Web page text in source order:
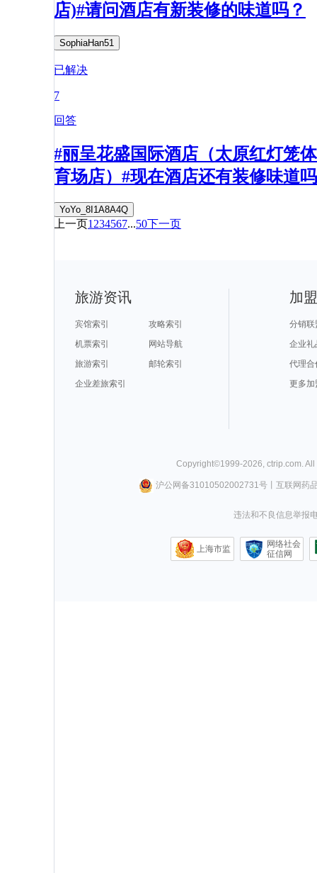
店)#请问酒店有新装修的味道吗？
SophiaHan51
已解决
7
回答
#丽呈花盛国际酒店（太原红灯笼体
育场店）#现在酒店还有装修味道吗
YoYo_8I1A8A4Q
上一页1 234567...50下一页
旅游资讯
宾馆索引
攻略索引
机票索引
网站导航
旅游索引
邮轮索引
企业差旅索引
加
分销联
企业礼
代理合
更多加
Copyright©1999-2026, ctrip.com.
沪公网备31010502002731号丨 互联网药
违法和不良信息举报
上海市监
网络社会
征信网